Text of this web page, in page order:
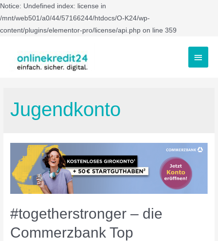
Notice: Undefined index: license in
/mnt/web501/a0/44/57166244/htdocs/O-K24/wp-
content/plugins/elementor-pro/license/api.php on line 359
Jugendkonto
#togetherstronger – die
Commerzbank Top